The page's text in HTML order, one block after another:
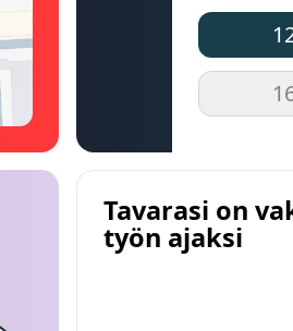
Tavarasi on
työn ajaksi